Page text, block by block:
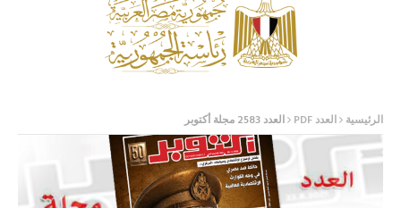
الرئيسية العدد PDF العدد 2583 مجلة أكتوبر